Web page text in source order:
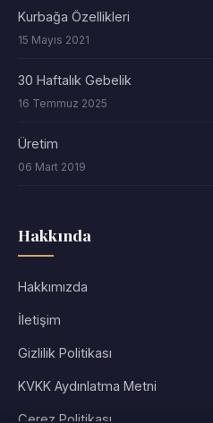
Kurbağa Özellikleri
15 Mayıs 2021
30 Haftalık Gebelik
16 Temmuz 2025
Üretim
06 Mart 2019
Hakkında
Hakkımızda
İletişim
Gizlilik Politikası
KVKK Aydınlatma Metni
Çerez Politikası